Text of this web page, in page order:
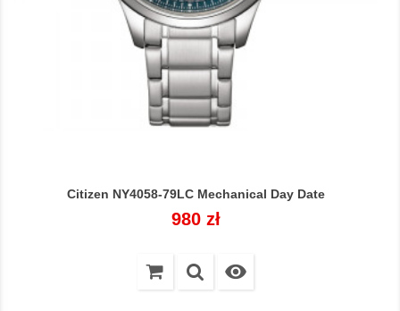
Citizen NY4058-79LC Mechanical Day Date
Cena
980 zł
